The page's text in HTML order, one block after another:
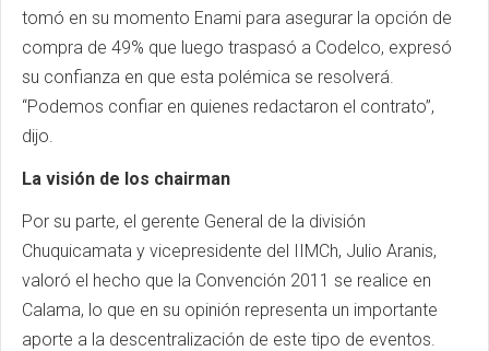
tomó en su momento Enami para asegurar la opción de
compra de 49% que luego traspasó a Codelco, expresó
su confianza en que esta polémica se resolverá.
“Podemos confiar en quienes redactaron el contrato”,
dijo.
La visión de los chairman
Por su parte, el gerente General de la división
Chuquicamata y vicepresidente del IIMCh, Julio Aranis,
valoró el hecho que la Convención 2011 se realice en
Calama, lo que en su opinión representa un importante
aporte a la descentralización de este tipo de eventos.